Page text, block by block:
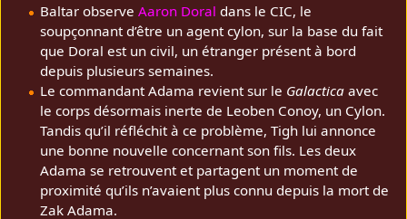
Baltar observe Aaron Doral dans le CIC, le
soupçonnant d’être un agent cylon, sur la base du fait
que Doral est un civil, un étranger présent à bord
depuis plusieurs semaines.
Le commandant Adama revient sur le Galacticaavec
le corps désormais inerte de Leoben Conoy, un Cylon.
Tandis qu’il réfléchit à ce problème, Tigh lui annonce
une bonne nouvelle concernant son fils. Les deux
Adama se retrouvent et partagent un moment de
proximité qu’ils n’avaient plus connu depuis la mort de
Zak Adama.